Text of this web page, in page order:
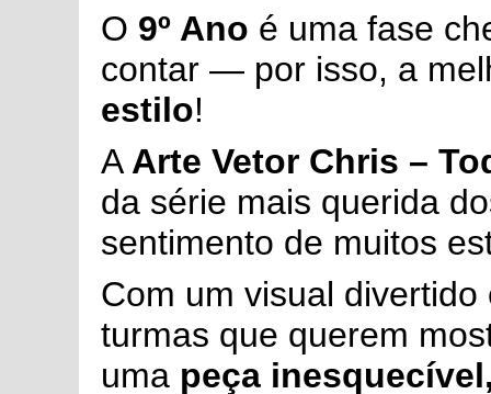
O 9º Ano é uma fase
contar — por isso, a
estilo!
A Arte Vetor Chris –
da série mais querida
sentimento de muitos
Com um visual
turmas que querem
uma peça